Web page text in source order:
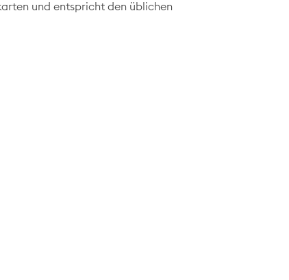
und entspricht den üblichen